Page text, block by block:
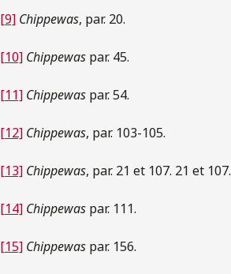
[9] Chippewas, par. 20.
[10] Chippewas par. 45.
[11] Chippewas par. 54.
[12] Chippewas, par. 103-105.
[13] Chippewas, par. 21 et 107. 21 et 107.
[14] Chippewas par. 111.
[15] Chippewas par. 156.